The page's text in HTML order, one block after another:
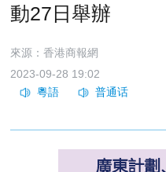
動27日舉辦
來源：香港商報網
2023-09-28 19:02